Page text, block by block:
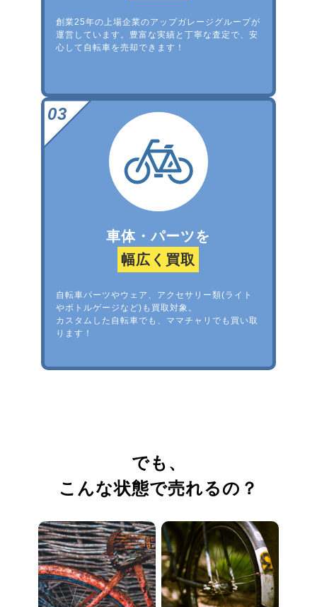
創業25年の上場企業のアップガレージグループが
運営しています。豊富な実績と丁寧な査定で、安
心して自転車を売却できます！
車体・パーツを
幅広く買取
自転車パーツやウェア、アクセサリー類(ライト
やボトルゲージなど)も買取対象。
カスタムした自転車でも、ママチャリでも買い取
ります！
でも、
こんな状態で売れるの？